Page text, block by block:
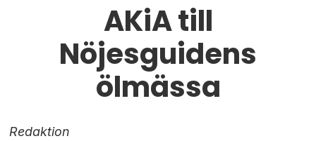
AKiA till
Nöjesguidens
ölmässa
Redaktion